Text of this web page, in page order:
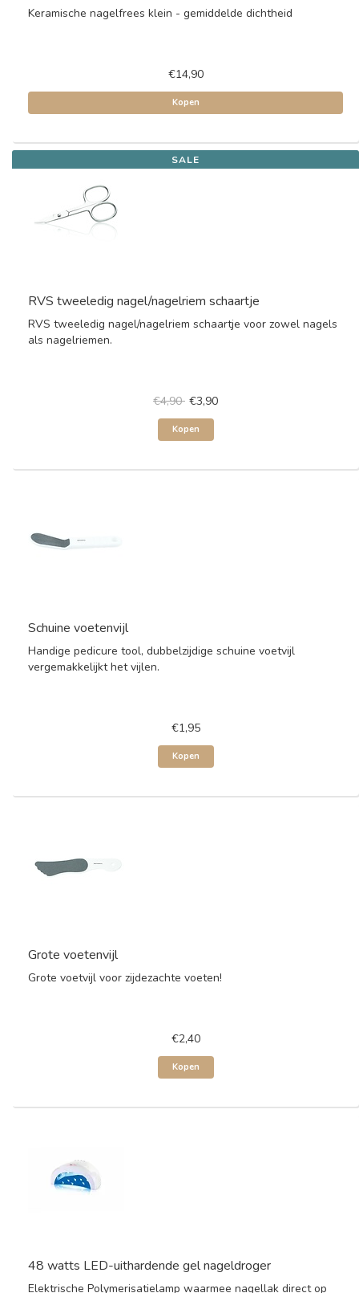
Keramische nagelfrees klein - gemiddelde dichtheid
€14,90
Kopen
SALE
RVS tweeledig nagel/nagelriem schaartje
RVS tweeledig nagel/nagelriem schaartje voor zowel nagels
als nagelriemen.
€4,90 €3,90
Kopen
Schuine voetenvijl
Handige pedicure tool, dubbelzijdige schuine voetvijl
vergemakkelijkt het vijlen.
€1,95
Kopen
Grote voetenvijl
Grote voetvijl voor zijdezachte voeten!
€2,40
Kopen
48 watts LED-uithardende gel nageldroger
Elektrische Polymerisatielamp waarmee nagellak direct op